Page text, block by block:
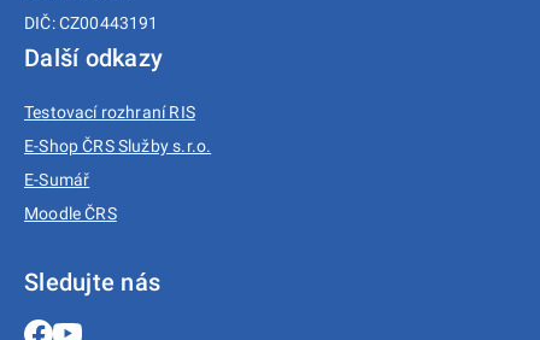
DIČ: CZ00443191
Další odkazy
Testovací rozhraní RIS
E-Shop ČRS Služby s.r.o.
E-Sumář
Moodle ČRS
Sledujte nás